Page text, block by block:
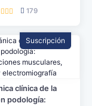
179
Suscripción
clínica de la
podología: